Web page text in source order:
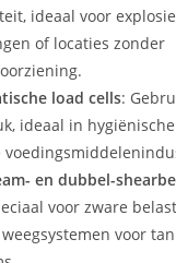
ideaal voor
of locaties zonder
load cells:
ideaal in
en dubbel-
voor zware
voor